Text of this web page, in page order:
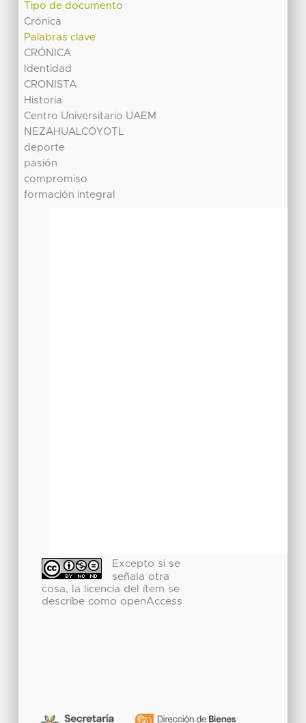
Tipo de documento
Crónica
Palabras clave
CRÓNICA
Identidad
CRONISTA
Historia
Centro Universitario UAEM
NEZAHUALCÓYOTL
deporte
pasión
compromiso
formación integral
Excepto si se
señala otra
cosa, la licencia del ítem se
describe como openAccess